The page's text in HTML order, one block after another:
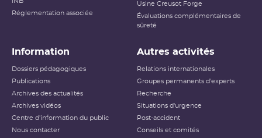
Réglementation associée
Usine Creusot Forge
Évaluations complémentaires de
sûreté
Information
Dossiers pédagogiques
Publications
Archives des actualités
Archives vidéos
Centre d'information du public
Nous contacter
Autres activités
Relations internationales
Groupes permanents d'experts
Recherche
Situations d'urgence
Post-accident
Conseils et comités